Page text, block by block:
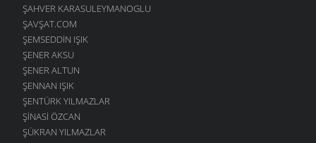
ŞAHVER KARASULEYMANOGLU
ŞAVŞAT.COM
ŞEMSEDDIN IŞIK
ŞENER AKSU
ŞENER ALTUN
ŞENNAN IŞIK
ŞENTÜRK YILMAZLAR
ŞINASI ÖZCAN
ŞÜKRAN YILMAZLAR